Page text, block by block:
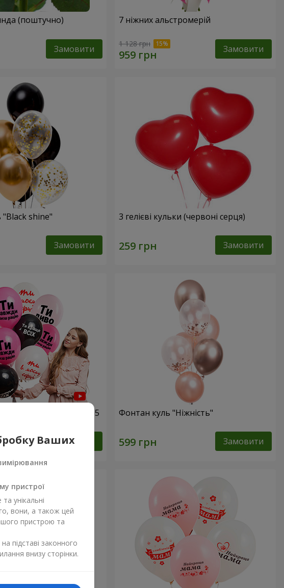
(поштучно)
Замовити
7 ніжних альстромерій
1 128 грн Замовити
shine"
Замовити
3 гелієві кульки (червоні серця)
Замовити
для неї "Ти диво!" - 5
Замовити
Фонтан куль "Ніжність"
Замовити
Ваших
пристрої
унікальні
вони, а також цей
пристрою та
підставі законного
внизу сторінки.